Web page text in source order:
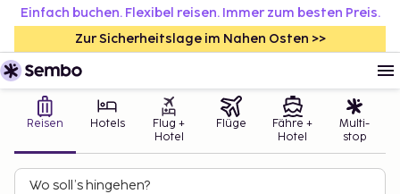
Einfach buchen. Flexibel reisen. Immer zum besten Preis.
Zur Sicherheitslage im Nahen Osten >>
Reisen Hotels
Flug +
Hotel
Flüge
Fähre +
Hotel
Multi-
stop
Wo soll’s hingehen?